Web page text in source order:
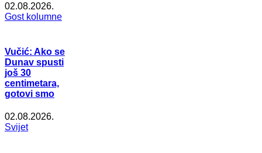
02.08.2026.
Gost kolumne
Vučić: Ako se
Dunav spusti
još 30
centimetara,
gotovi smo
02.08.2026.
Svijet